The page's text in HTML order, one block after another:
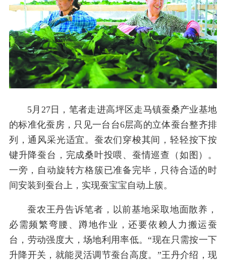
5月27日，笔者走进高坪区走马镇蚕桑产业基地
的标准化蚕房，只见一台台6层高的立体蚕台整齐排
列，通风采光适宜。蚕农们穿梭其间，轻轻按下按
键升降蚕台，完成桑叶投喂、蚕情巡查（如图）。
一旁，自动旋转方格簇已准备完毕，只待合适的时
间安装到蚕台上，实现蚕宝宝自动上簇。
蚕农王丹告诉笔者，以前基地采取地面散养，
必需频繁弯腰、蹲地作业，还要依赖人力搬运蚕
台，劳动强度大，场地利用率低。“现在只需按一下
升降开关，就能灵活调节蚕台高度。”王丹介绍，现